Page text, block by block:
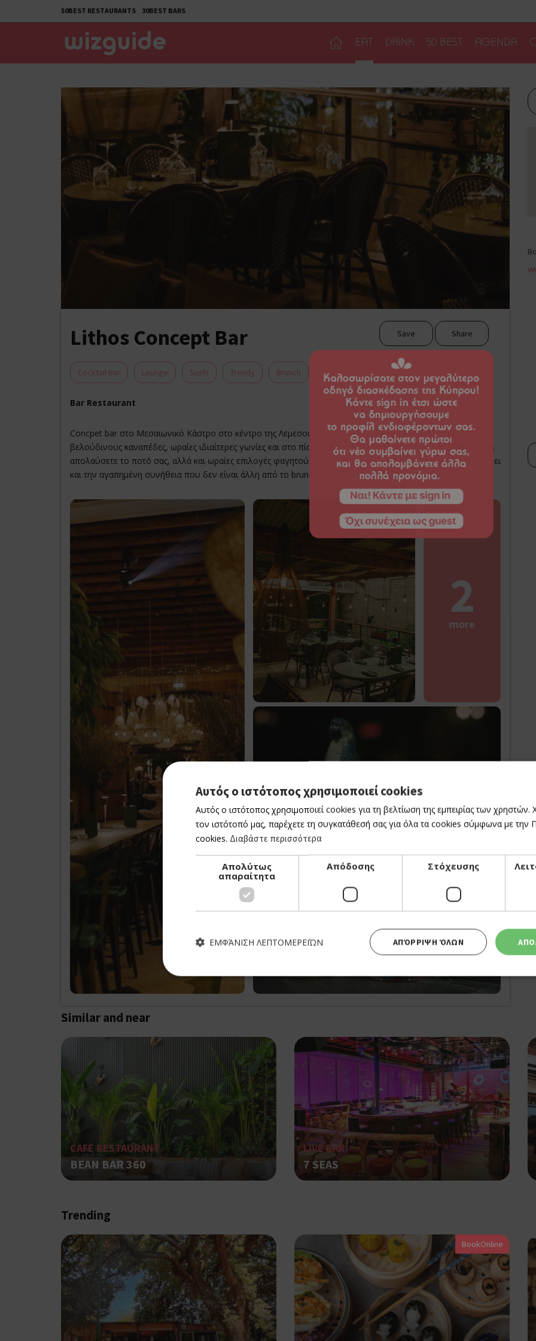
50BEST RESTAURANTS 30BEST BARS
EAT DRINK 50 BEST AGENDA
Lithos Concept Bar Save Share
Cocktail Bar Lounge Sushi Trendy Brunch Λεμεσός Κέντρο
Bar Restaurant
Concpet bar στο Μεσαιωνικό Κάστρο στο κέντρο της Λεμεσού. Εδώ, σε ένα εκλεπτυσμένο περιβάλλον με
βελούδινους καναπέδες, ωραίες ιδιαίτερες γωνίες και στο πίσω μέρος η μουσική να ανεβάζει τη διάθεση, θα
απολαύσετε το ποτό σας, αλλά και ωραίες επιλογές φαγητού. Τα σαββατοκύριακα πλέον το Lithos προσφέρει
και την αγαπημένη συνήθεια που δεν είναι άλλη από το brunch. ΔΕΥ-ΠΑΡ 17.00-02.00, ΣΑΒ-ΚΥΡ 10.00-02.00
2
more
Similar and near
CAFE RESTAURANT
BEAN BAR 360
LIVE BAR
7 SEAS
Trending
BookOnline
Αυτός ο ιστότοπος χρησιμοποιεί cookies
Αυτός ο ιστότοπος χρησιμοποιεί cookies για τη βελτίωση της εμπειρίας των χρηστών.
τον ιστότοπό μας, παρέχετε τη συγκατάθεσή σας για όλα τα cookies σύμφωνα με την
cookies. Διαβάστε περισσότερα
Απολύτως
απαραίτητα
Απόδοσης Στόχευσης
ΑΠΌΡΡΙΨΗ ΌΛΩΝ
ΕΜΦΆΝΙΣΗ ΛΕΠΤΟΜΕΡΕΙΏΝ
Ονοματεπώνυμο Προμηθευτής
Πεδίο Λήξη Περιγραφή
G_ENABLED_IDPS Χρησιμοποιήθηκε για σύνδεση
PHPSESSID
PHP.net
cyprus.wiz-
guide.com
συνεδρία
Cookie που δημιουργείται από
βασίζονται στη γλώσσα PHP.
αναγνωριστικό γενικού σκοπού
χρησιμοποιείται για τη
περιόδου λειτουργίας χρήστη.
ένας τυχαίος αριθμός που
τρόπος με τον οποίο μπορεί να
G_ENABLED_IDPS
Google LLC
.cyprus.wiz-
guide.com
συνεδρία Χρησιμοποιήθηκε για σύνδεση
takeOverCookie
cyprus.wiz-
guide.com
1 μέρα
Χρησιμοποιείται για σκοπούς
εμφανίζει μόνο μια φορά την
διάφορες διαφημιστικές
take over banner και τα push up
banners.
ShowNewVisitorPopup
cyprus.wiz-
10 χρόνια
Χρησιμοποιείται για σκοπούς